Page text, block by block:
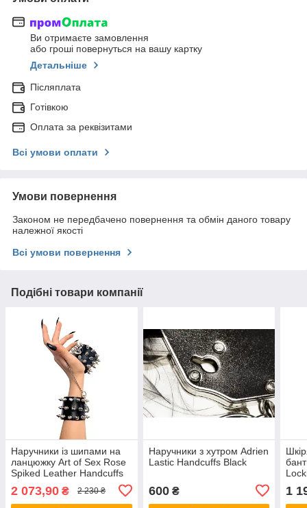
Ви отримаєте замовлення
або гроші повернуться на вашу картку
Детальніше
Післяплата
Готівкою
Оплата за реквізитами
Всі умови оплати
Умови повернення
Законом не передбачено повернення та обмін даного товару
належної якості
Всі умови повернення
Подібні товари компанії
Наручники із шипами на
ланцюжку Art of Sex Rose
Spiked Leather Handcuffs
2 073,90 ₴ 2 230 ₴
Наручники з хутром Adrien
Lastic Handcuffs Black
600₴ 1